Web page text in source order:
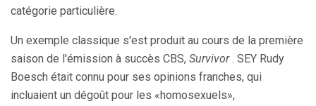
catégorie particulière.
Un exemple classique s'est produit au cours de la première
saison de l'émission à succès CBS, Survivor. SEY Rudy
Boesch était connu pour ses opinions franches, qui
incluaient un dégoût pour les «homosexuels»,